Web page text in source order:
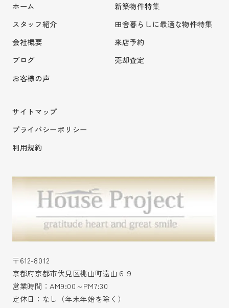
ホーム
スタッフ紹介
会社概要
ブログ
お客様の声
新築物件特集
田舎暮らしに最適な物件特集
来店予約
売却査定
サイトマップ
プライバシーポリシー
利用規約
〒612-8012
京都府京都市伏見区桃山町遠山６９
営業時間：AM9:00～PM7:30
定休日：なし（年末年始を除く）